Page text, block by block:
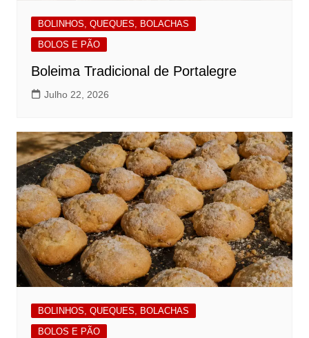
BOLINHOS, QUEQUES, BOLACHAS
BOLOS E PÃO
Boleima Tradicional de Portalegre
Julho 22, 2026
BOLINHOS, QUEQUES, BOLACHAS
BOLOS E PÃO